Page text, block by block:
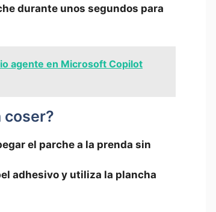
durante unos⁢ segundos para
agente en Microsoft Copilot
coser?
⁣el ⁣parche a la prenda sin
adhesivo y utiliza la plancha